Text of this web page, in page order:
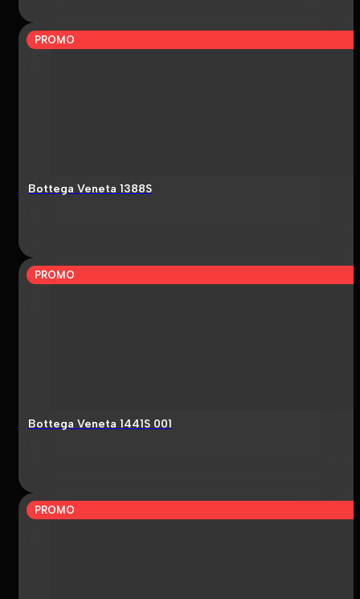
PROMO
Bottega Veneta 1388S
PROMO
Bottega Veneta 1441S 001
PROMO